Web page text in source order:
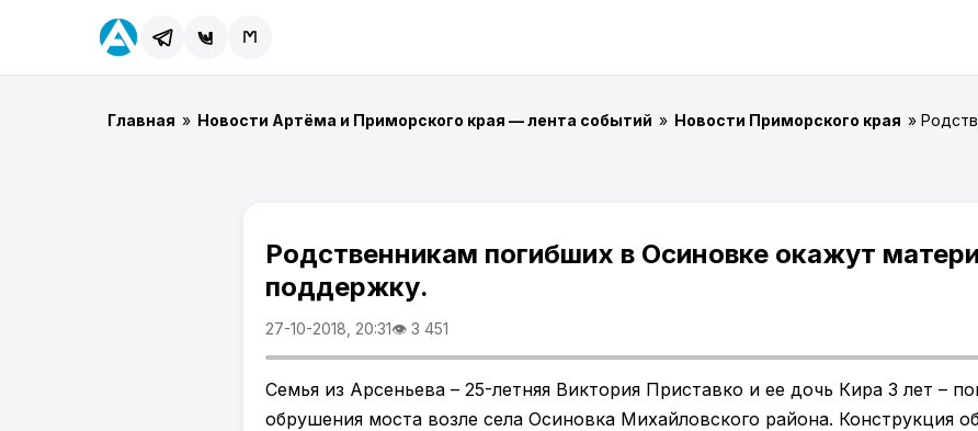
Главная » Новости Артёма и Приморского края — лента событий » Новости Приморского края »
Родственникам погибших в Осиновке окажут
поддержку.
27-10-2018, 20:31👁 3 451
Семья из Арсеньева – 25-летняя Виктория Приставко и ее дочь Кира 3 лет –
обрушения моста возле села Осиновка Михайловского района. Конструкция